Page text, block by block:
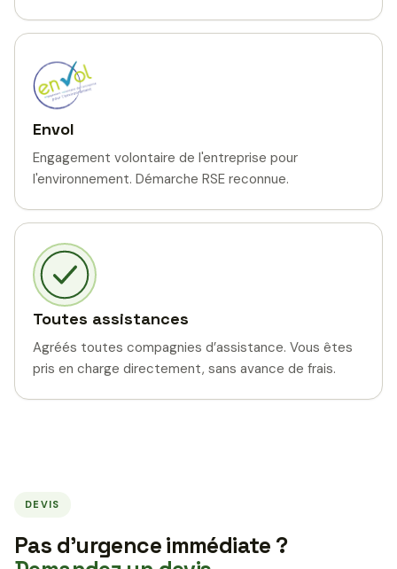
Envol
Engagement volontaire de l'entreprise pour
l'environnement. Démarche RSE reconnue.
Toutes assistances
Agréés toutes compagnies d’assistance. Vous êtes
pris en charge directement, sans avance de frais.
DEVIS
Pas d’urgence immédiate ?